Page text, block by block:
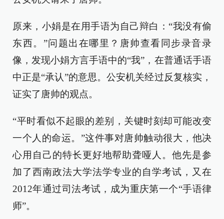
原来，小娟是在用手语为自己辩白：“我没有偷
东西。”问题出在哪里？唐帅查看同步录音录
像，发现小娟方言手语中的“我”，在普通话手语
中正是“承认”的意思。公安机关经过反复核实，
证实了唐帅的观点。
“平时看似不起眼的差别，关键时刻却可能改变
一个人的命运。”这件事对唐帅触动很大，他决
心用自己的特长更好地帮助聋哑人。他先是参
加了西南政法大学法学专业的自学考试，又在
2012年通过司法考试，成为重庆第一个“手语律
师”。